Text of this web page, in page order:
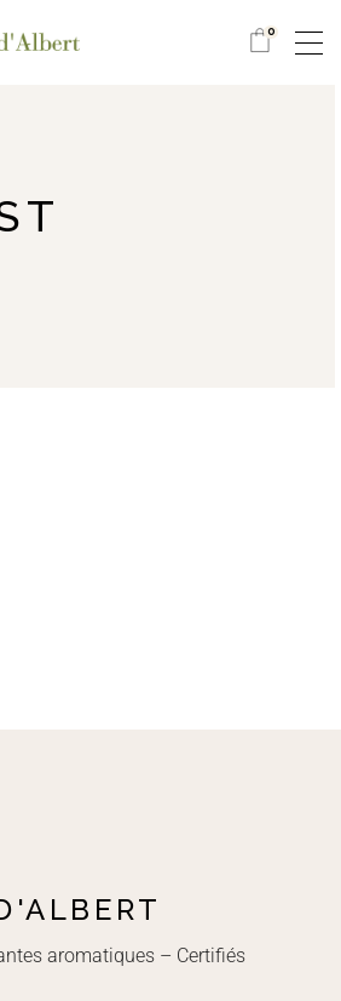
0
aromatiques – Certifiés